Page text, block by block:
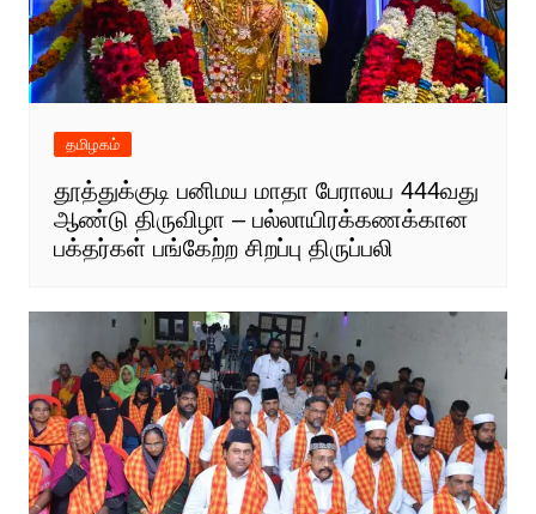
தமிழகம்
தூத்துக்குடி பனிமய மாதா பேராலய 444வது
ஆண்டு திருவிழா – பல்லாயிரக்கணக்கான
பக்தர்கள் பங்கேற்ற சிறப்பு திருப்பலி